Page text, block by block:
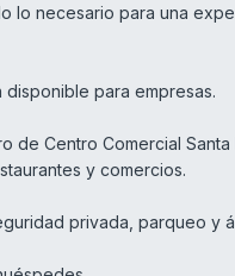
lo necesario para una
disponible para empresas.
de Centro Comercial
y comercios.
privada, parqueo y